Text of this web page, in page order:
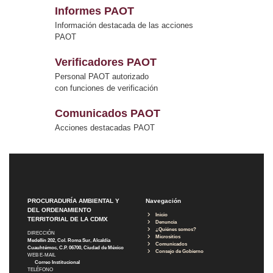
Informes PAOT
Información destacada de las acciones
PAOT
Verificadores PAOT
Personal PAOT autorizado
con funciones de verificación
Comunicados PAOT
Acciones destacadas PAOT
PROCURADURÍA AMBIENTAL Y
DEL ORDENAMIENTO
TERRITORIAL DE LA CDMX
DIRECCIÓN
Medellín 202, Col. Roma Sur, Alcaldía
Cuauhtémoc, C.P. 06700, Ciudad de México
WEB E-MAIL
Correo Institucional
TELÉFONO
Navegación
Inicio
Denuncia
¿Quiénes somos?
Micrositios
Comunicados
Consejo de Gobierno